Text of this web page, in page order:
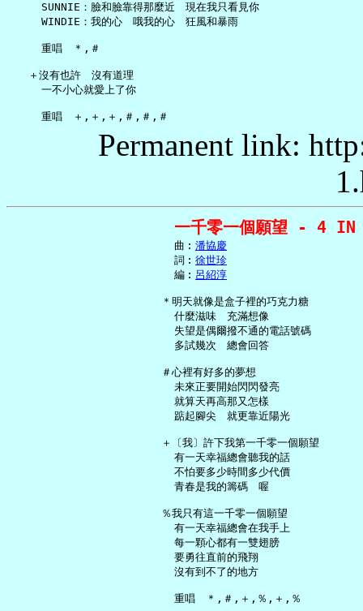
     SUNNIE：臉和臉靠得那麼近　現在我只看見你
     WINDIE：我的心　哦我的心　狂風和暴雨
     重唱　＊,＃
   ＋沒有也許　沒有道理
     一不小心就愛上了你
Permanent link:
一千零一個願望 - 4 IN
     曲︰
潘協慶
     詞︰
徐世珍
     編︰
呂紹淳
   ＊明天就像是盒子裡的巧克力糖
     什麼滋味　充滿想像
     失望是偶爾撥不通的電話號碼
     多試幾次　總會回答
   ＃心裡有好多的夢想
     未來正要開始閃閃發亮
     就算天再高那又怎樣
     踮起腳尖　就更靠近陽光
   ＋〔我〕許下我第一千零一個願望
     有一天幸福總會聽我的話
     不怕要多少時間多少代價
     青春是我的籌碼　喔
   ％我只有這一千零一個願望
     有一天幸福總會在我手上
     每一顆心都有一雙翅膀
     要勇往直前的飛翔
     沒有到不了的地方